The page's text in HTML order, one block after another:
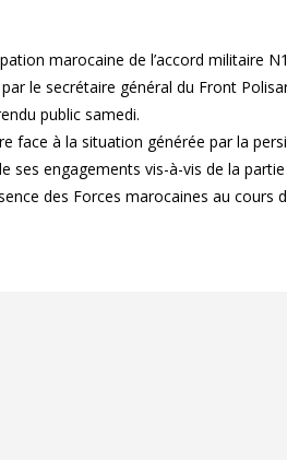
marocaine de l’accord militaire
le secrétaire général du Front
public samedi.
face à la situation générée par la
ses engagements vis-à-vis de la partie
des Forces marocaines au cours